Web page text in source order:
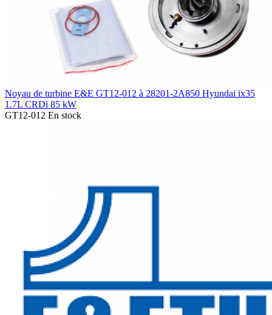
Noyau de turbine E&E GT12-012 à 28201-2A850 Hyundai ix35
1.7L CRDi 85 kW
GT12-012 En stock